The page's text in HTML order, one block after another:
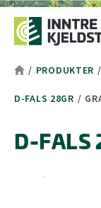
Hopp til
Hopp til
Hopp til
Tekststørrelsetips
PC: Press ned
MAC: Press ned
/ PRODUKTER /
D-FALS 28GR /
D-FALS